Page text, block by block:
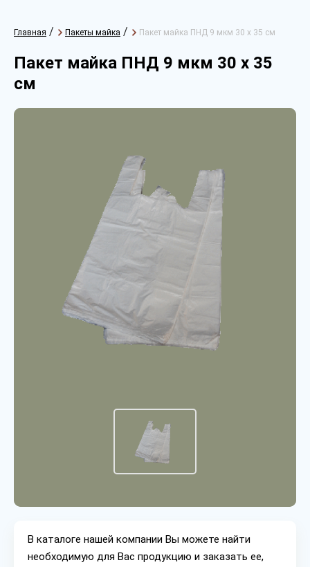
Главная / Пакеты майка / Пакет майка ПНД 9 мкм 30 х 35 см
Пакет майка ПНД 9 мкм 30 х 35
см
В каталоге нашей компании Вы можете найти
необходимую для Вас продукцию и заказать ее,